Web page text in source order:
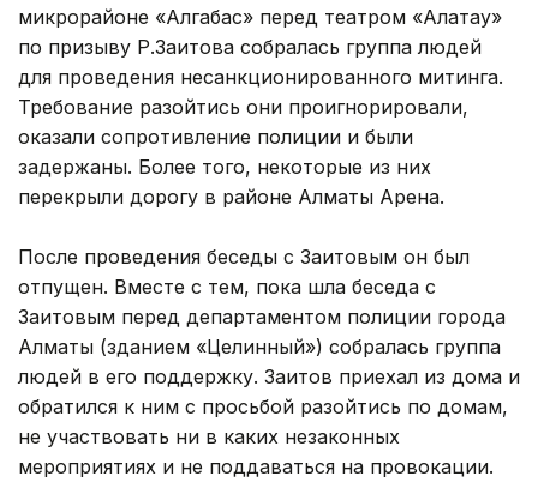
микрорайоне «Алгабас» перед театром «Алатау»
по призыву Р.Заитова собралась группа людей
для проведения несанкционированного митинга.
Требование разойтись они проигнорировали,
оказали сопротивление полиции и были
задержаны. Более того, некоторые из них
перекрыли дорогу в районе Алматы Арена.
После проведения беседы с Заитовым он был
отпущен. Вместе с тем, пока шла беседа с
Заитовым перед департаментом полиции города
Алматы (зданием «Целинный») собралась группа
людей в его поддержку. Заитов приехал из дома и
обратился к ним с просьбой разойтись по домам,
не участвовать ни в каких незаконных
мероприятиях и не поддаваться на провокации.